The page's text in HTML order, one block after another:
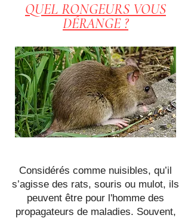
QUEL RONGEURS VOUS
DÉRANGE ?
Considérés comme nuisibles, qu’il
s’agisse des rats, souris ou mulot, ils
peuvent être pour l'homme des
propagateurs de maladies. Souvent,